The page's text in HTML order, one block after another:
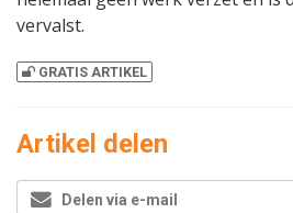
vervalst.
GRATIS ARTIKEL
Artikel delen
Delen via e-mail